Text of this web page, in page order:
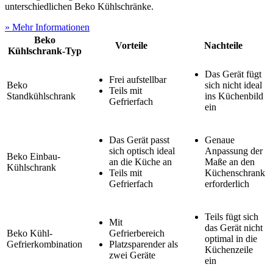
unterschiedlichen Beko Kühlschränke.
» Mehr Informationen
Beko
Kühlschrank-Typ
Vorteile Nachteile
Beko
Standkühlschrank
Frei aufstellbar
Teils mit
Gefrierfach
Das Gerät fügt
sich nicht ideal
ins Küchenbild
ein
Beko Einbau-
Kühlschrank
Das Gerät passt
sich optisch ideal
an die Küche an
Teils mit
Gefrierfach
Genaue
Anpassung der
Maße an den
Küchenschrank
erforderlich
Beko Kühl-
Gefrierkombination
Mit
Gefrierbereich
Platzsparender als
zwei Geräte
Teils fügt sich
das Gerät nicht
optimal in die
Küchenzeile
ein